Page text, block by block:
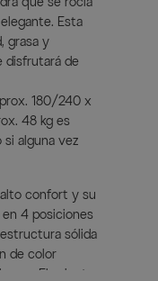
Esta
grasa y
disfrutará de
180/240 x
48 kg es
alguna vez
confort y su
4 posiciones
sólida
de color
El asiento